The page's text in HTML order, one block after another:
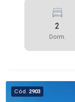
2
Dorm.
Cód. 2903